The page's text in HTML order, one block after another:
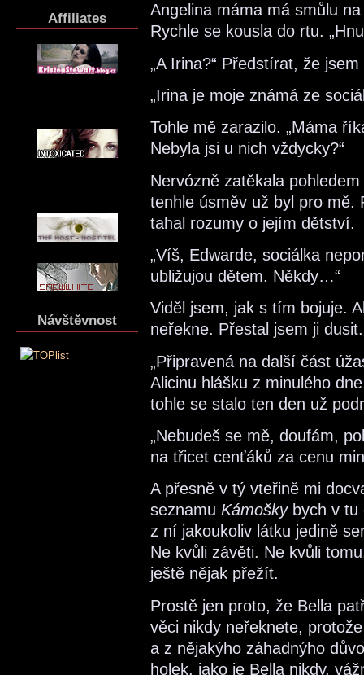
Affiliates
Návštěvnost
Angelina máma má smůlu
Rychle se kousla do rtu.
„A Irina?“ Předstírat, že
„Irina je moje známá ze
Tohle mě zarazilo. „Máma
Nebyla jsi u nich vždycky?“
Nervózně zatěkala
tenhle úsměv už byl pro mě.
tahal rozumy o jejím dětství.
„Víš, Edwarde, sociálka
ubližujou dětem. Někdy…“
Viděl jsem, jak s tím bojuje.
neřekne. Přestal jsem ji dusit.
„Připravená na další část
Alicinu hlášku z minulého
tohle se stalo ten den už
„Nebudeš se mě, doufám,
na třicet cenťáků za cenu
A přesně v tý vteřině mi
seznamu Kámoškybych v tu
z ní jakoukoliv látku jedině
Ne kvůli závěti. Ne kvůli
ještě nějak přežít.
Prostě jen proto, že Bella
věci nikdy neřeknete,
a z nějakýho záhadnýho
holek, jako je Bella nikdy,